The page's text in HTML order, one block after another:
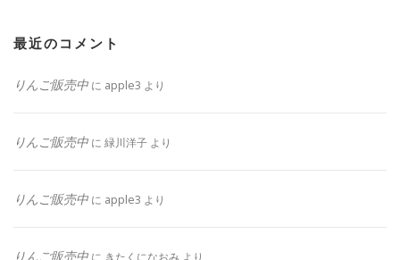
最近のコメント
りんご販売中 に apple3 より
りんご販売中 に 緑川洋子 より
りんご販売中 に apple3 より
りんご販売中